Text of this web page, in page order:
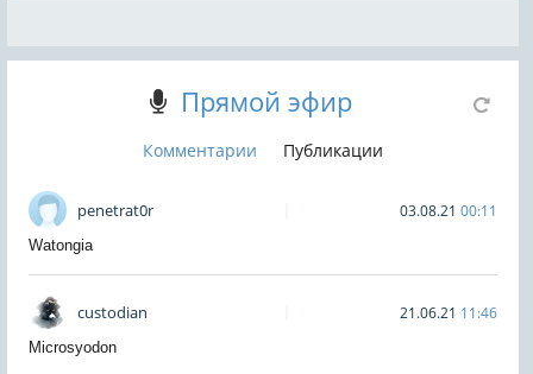
Прямой эфир
Комментарии Публикации
penetrat0r 03.08.21 00:11
Watongia
custodian 21.06.21 11:46
Microsyodon